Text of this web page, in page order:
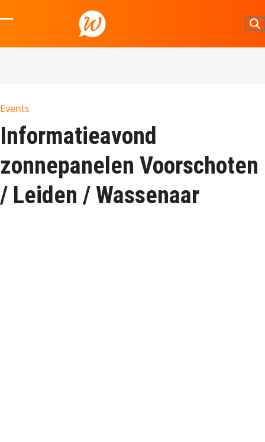
to
mobile
mobile
Events
Informatieavond
zonnepanelen Voorschoten
/ Leiden / Wassenaar